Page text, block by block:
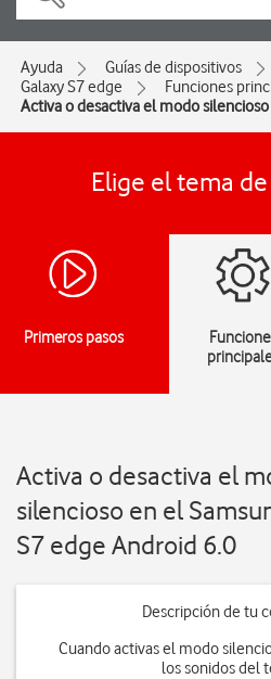
Ayuda Guías de dispositivos
Galaxy S7 edge
Funciones
Activa o desactiva el modo silencioso
Elige el tema
Primeros pasos
Activa o desactiva el
silencioso en el
S7 edge Android 6.0
Descripción de tu
Cuando activas el modo
los sonidos del